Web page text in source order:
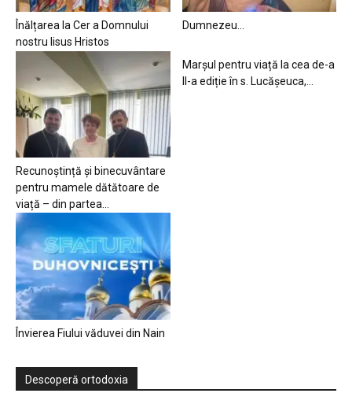
Înălțarea la Cer a Domnului
nostru Iisus Hristos
Dumnezeu…
Recunoștință și binecuvântare
pentru mamele dătătoare de
viață – din partea...
Marșul pentru viață la cea de-a
II-a ediție în s. Lucășeuca,...
Învierea Fiului văduvei din Nain
Descoperă ortodoxia